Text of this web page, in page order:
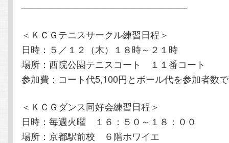
——————————————————
＜ＫＣＧテニスサークル練習日程＞
日時：５／１２（木）１８時～２１時
場所：西院公園テニスコート １１番コート
参加費：コート代5,100円とボール代を参加者数
＜ＫＣＧダンス同好会練習日程＞
日時：毎週火曜 １６：５０～１８：００
場所：京都駅前校 ６階ホワイエ